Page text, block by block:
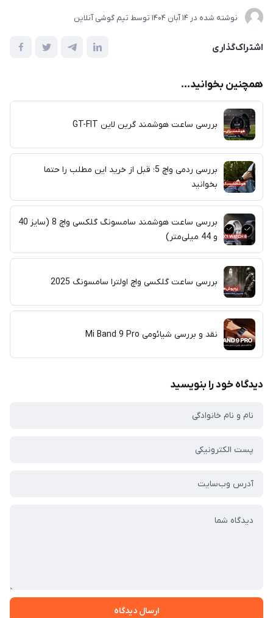
نوشته شده در 14 آبان 1404 توسط تیم گوشی آنلاین
اشتراک‌گذاری
همچنین بخوانید...
بررسی ساعت هوشمند گرین لاین GT-FIT
بررسی ردمی واچ 5؛ قبل از خرید این مطلب را حتما
بخوانید
بررسی ساعت هوشمند سامسونگ گلکسی واچ 8 (سایز 40
و 44 میلی‌متر)
بررسی ساعت گلکسی واچ اولترا سامسونگ 2025
نقد و بررسی شیائومی Mi Band 9 Pro
دیدگاه خود را بنویسید
ارسال دیدگاه